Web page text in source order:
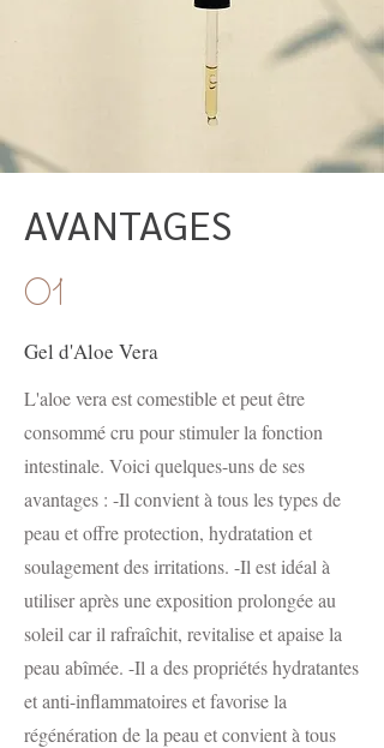
AVANTAGES
01
Gel d'Aloe Vera
L'aloe vera est comestible et peut être
consommé cru pour stimuler la fonction
intestinale. Voici quelques-uns de ses
avantages : -Il convient à tous les types de
peau et offre protection, hydratation et
soulagement des irritations. -Il est idéal à
utiliser après une exposition prolongée au
soleil car il rafraîchit, revitalise et apaise la
peau abîmée. -Il a des propriétés hydratantes
et anti-inflammatoires et favorise la
régénération de la peau et convient à tous